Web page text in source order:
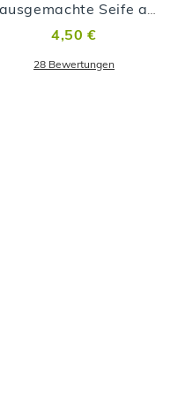
Hausgemachte Seife aus vulkanischen Malvasía-Trauben
4,50 €
28 Bewertungen